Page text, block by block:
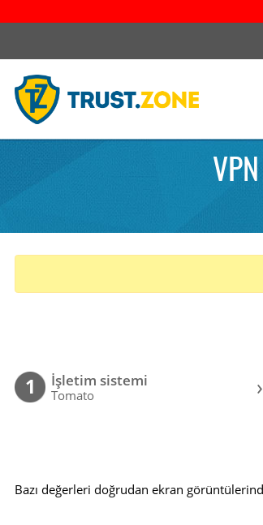
1 İşletim sistemi
Tomato ›
Bazı değerleri doğrudan ekran